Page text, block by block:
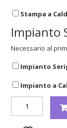
Stampa a
Impianto
Necessario al
Impianto
Impianto a